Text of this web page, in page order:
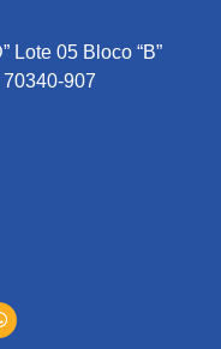
Lote 05 Bloco “B”
907